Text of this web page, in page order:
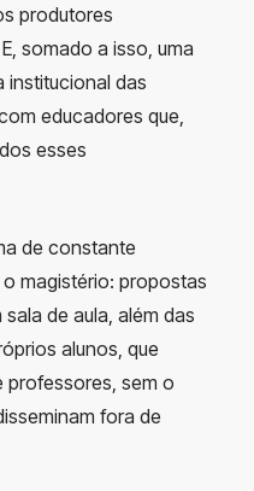
produtores
somado a isso, uma
institucional das
educadores que,
esses
de constante
magistério: propostas
de aula, além das
alunos, que
professores, sem o
fora de